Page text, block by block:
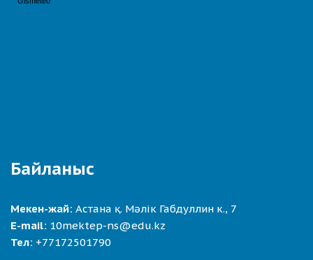
Байланыс
Мекен-жай: Астана қ. Мәлік Габдуллин к., 7
E-mail: 10mektep-ns@edu.kz
Тел: +77172501790